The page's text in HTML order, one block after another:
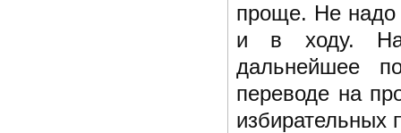
проще. Не надо
и в ходу.
дальнейшее
переводе на
избирательных